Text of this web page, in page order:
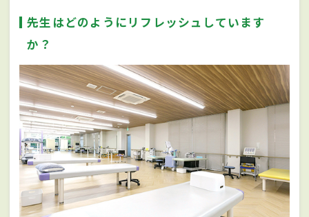
先生はどのようにリフレッシュしています
か？